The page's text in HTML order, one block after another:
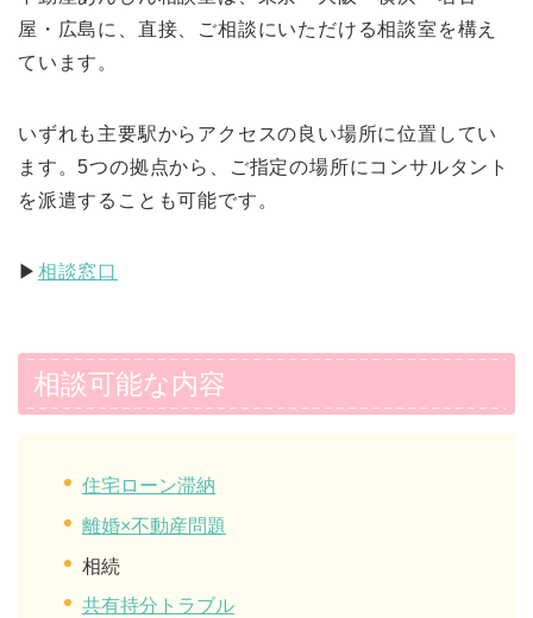
屋・広島に、直接、ご相談にいただける相談室を構え
ています。
いずれも主要駅からアクセスの良い場所に位置してい
ます。5つの拠点から、ご指定の場所にコンサルタント
を派遣することも可能です。
▶︎ 相談窓口
相談可能な内容
住宅ローン滞納
離婚×不動産問題
相続
共有持分トラブル